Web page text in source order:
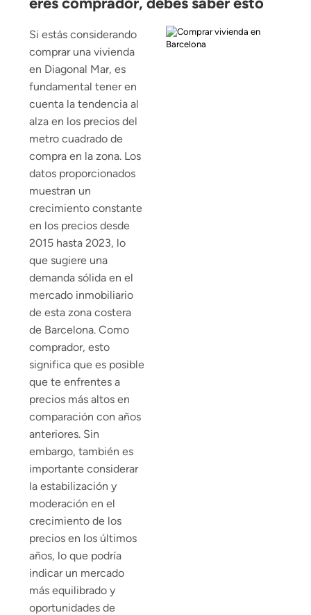
Si estás considerando
comprar una vivienda
en Diagonal Mar, es
fundamental tener en
cuenta la tendencia al
alza en los precios del
metro cuadrado de
compra en la zona. Los
datos proporcionados
muestran un
crecimiento constante
en los precios desde
2015 hasta 2023, lo
que sugiere una
demanda sólida en el
mercado inmobiliario
de esta zona costera
de Barcelona. Como
comprador, esto
significa que es posible
que te enfrentes a
precios más altos en
comparación con años
anteriores. Sin
embargo, también es
importante considerar
la estabilización y
moderación en el
crecimiento de los
precios en los últimos
años, lo que podría
indicar un mercado
más equilibrado y
oportunidades de